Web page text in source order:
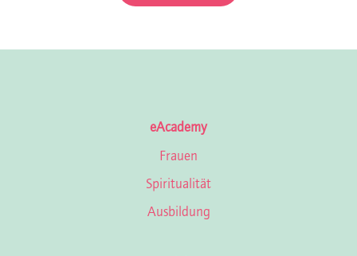
eAcademy
Frauen
Spiritualität
Ausbildung